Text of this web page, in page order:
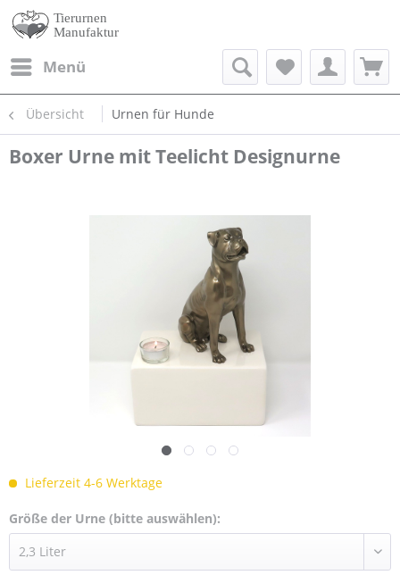
Menü
Übersicht Urnen für Hunde
Boxer Urne mit Teelicht Designurne
Lieferzeit 4-6 Werktage
Größe der Urne (bitte auswählen):